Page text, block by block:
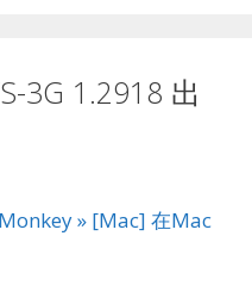
3G 1.2918 出
» [Mac] 在Mac